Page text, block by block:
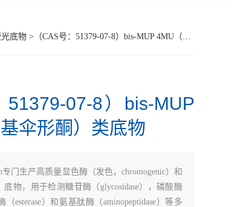
光底物 >（CAS号：51379-07-8）bis-MUP 4MU（4-甲基伞形酮）类底物
51379-07-8）bis-MUP
伞形酮）类底物
专门生产高质量显色酶（发色，chromogenic）和
底物，用于检测糖苷酶（glycosidase），磷酸酶
（esterase）和氨基肽酶（aminopeptidase）等多